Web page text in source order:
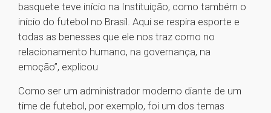
basquete teve início na Instituição, como também o
início do futebol no Brasil. Aqui se respira esporte e
todas as benesses que ele nos traz como no
relacionamento humano, na governança, na
emoção”, explicou
Como ser um administrador moderno diante de um
time de futebol, por exemplo, foi um dos temas